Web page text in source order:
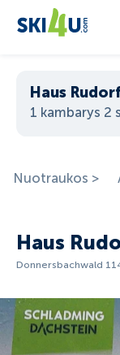
Haus
1 kambarys 2
Nuotraukos >
Haus
Donnersbachwald